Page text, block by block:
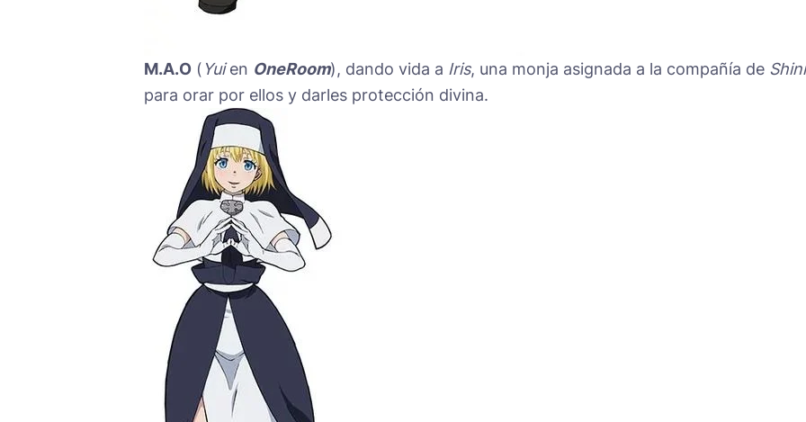
M.A.O ( Yuien OneRoom), dando vida a Iris, una monja asignada a la compañía de
para orar por ellos y darles protección divina.